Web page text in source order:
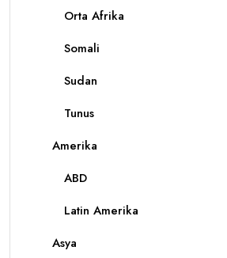
Orta Afrika
Somali
Sudan
Tunus
Amerika
ABD
Latin Amerika
Asya